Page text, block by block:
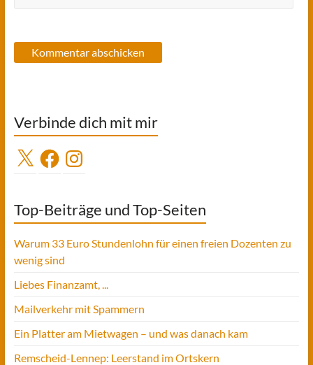
Verbinde dich mit mir
X FacebookInstagram
Top-Beiträge und Top-Seiten
Warum 33 Euro Stundenlohn für einen freien Dozenten zu
wenig sind
Liebes Finanzamt, ...
Mailverkehr mit Spammern
Ein Platter am Mietwagen – und was danach kam
Remscheid-Lennep: Leerstand im Ortskern